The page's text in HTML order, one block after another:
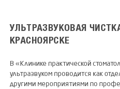
УЛЬТРАЗВУКОВАЯ
КРАСНОЯРСКЕ
В «Клинике практической
ультразвуком проводится как
другими мероприятиями по